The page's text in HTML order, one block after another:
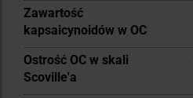
Zawartość
kapsaicynoidów w OC
Ostrość OC w skali
Scoville'a